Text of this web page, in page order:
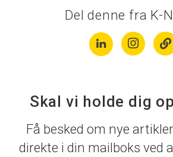
Del denne fra K-
Skal vi holde dig
Få besked om nye
direkte i din mailboks ved